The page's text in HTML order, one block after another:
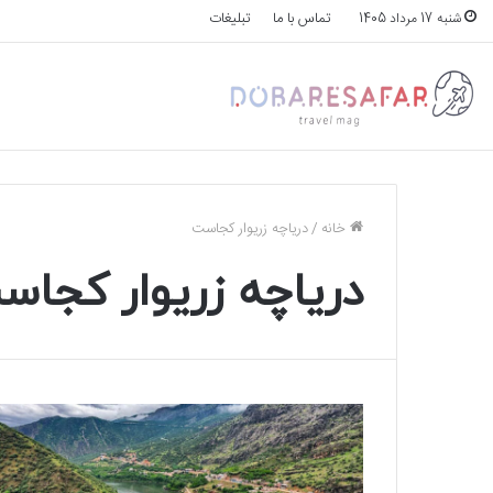
شنبه 17 مرداد 1405 تماس با ما تبلیغات
خانه /دریاچه زریوار کجاست
دریاچه زریوار